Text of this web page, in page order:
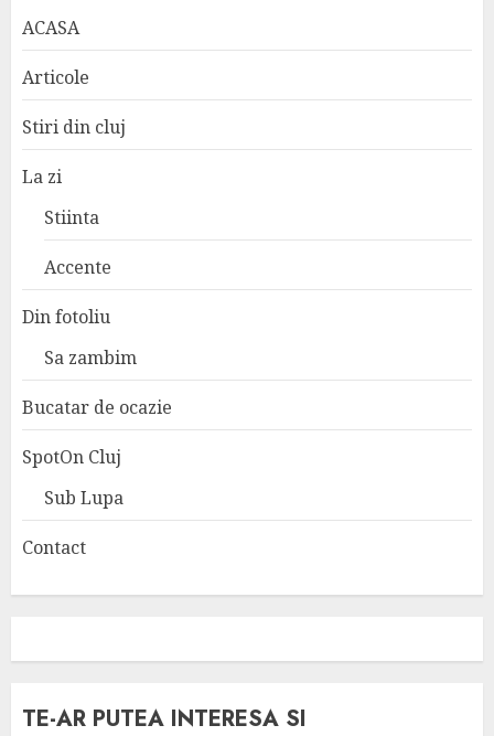
ACASA
Articole
Stiri din cluj
La zi
Stiinta
Accente
Din fotoliu
Sa zambim
Bucatar de ocazie
SpotOn Cluj
Sub Lupa
Contact
TE-AR PUTEA INTERESA SI